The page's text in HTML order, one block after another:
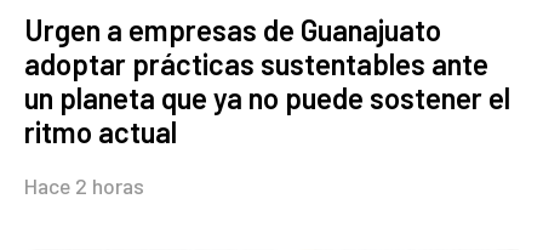
Urgen a empresas de Guanajuato
adoptar prácticas sustentables ante
un planeta que ya no puede sostener el
ritmo actual
Hace 2 horas